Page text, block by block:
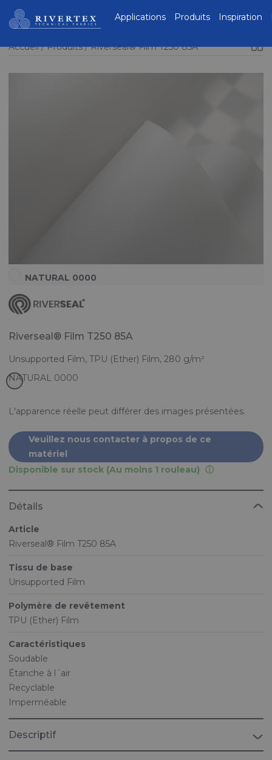
Accueil Produits Riverseal® Film T250 85A
NATURAL 0000
Riverseal® Film T250 85A
Unsupported Film, TPU (Ether) Film, 280 g/m²
L'apparence réelle peut différer des images présentées.
Veuillez nous contacter à propos de ce
matériel
Disponible sur stock (Au moins 1 rouleau)
Détails
Article
Riverseal® Film T250 85A
Tissu de base
Unsupported Film
Polymère de revêtement
TPU (Ether) Film
Caractéristiques
Soudable
Étanche à l´air
Recyclable
Imperméable
Descriptif
Rivertex Technical
Fabrics Group
Applications Produits Inspiration